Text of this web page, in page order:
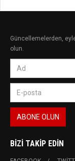
Güncellemelerden,
olun.
BIZI TAKIP EDIN